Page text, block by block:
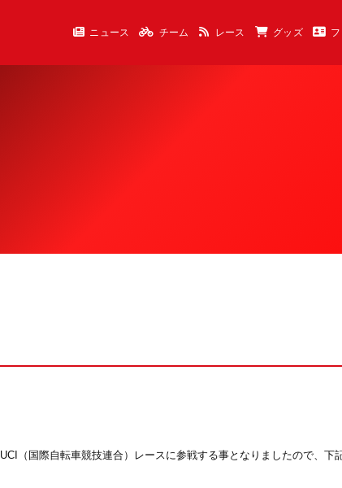
ニュース チーム レース グッズ
UCI
（国際自転車競技連合）レースに参戦する事となりましたので、下